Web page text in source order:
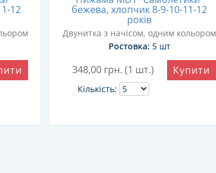
12 бежева, хлопчик 8-9-10-11-12
років
Двунитка з начісом, одним кольором
Ростовка: 5 шт
348,00 грн. (1 шт.)
Кількість:
Купити